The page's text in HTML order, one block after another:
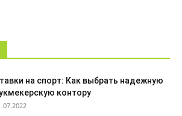
на спорт: Как выбрать надежную
контору